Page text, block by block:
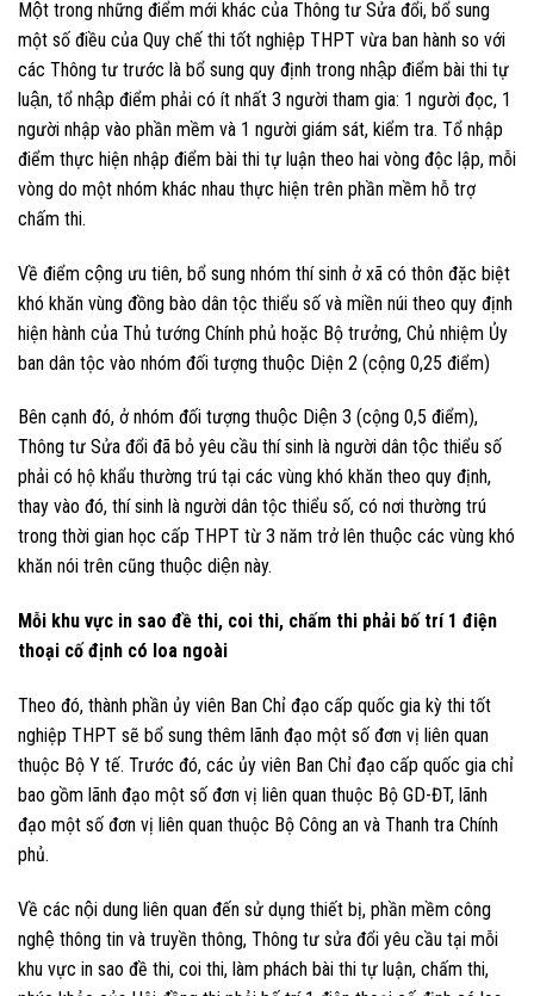
Một trong những điểm mới khác của Thông tư Sửa đổi, bổ sung
một số điều của Quy chế thi tốt nghiệp THPT vừa ban hành so với
các Thông tư trước là bổ sung quy định trong nhập điểm bài thi tự
luận, tổ nhập điểm phải có ít nhất 3 người tham gia: 1 người đọc, 1
người nhập vào phần mềm và 1 người giám sát, kiểm tra. Tổ nhập
điểm thực hiện nhập điểm bài thi tự luận theo hai vòng độc lập, mỗi
vòng do một nhóm khác nhau thực hiện trên phần mềm hỗ trợ
chấm thi.
Về điểm cộng ưu tiên, bổ sung nhóm thí sinh ở xã có thôn đặc biệt
khó khăn vùng đồng bào dân tộc thiểu số và miền núi theo quy định
hiện hành của Thủ tướng Chính phủ hoặc Bộ trưởng, Chủ nhiệm Ủy
ban dân tộc vào nhóm đối tượng thuộc Diện 2 (cộng 0,25 điểm)
Bên cạnh đó, ở nhóm đối tượng thuộc Diện 3 (cộng 0,5 điểm),
Thông tư Sửa đổi đã bỏ yêu cầu thí sinh là người dân tộc thiểu số
phải có hộ khẩu thường trú tại các vùng khó khăn theo quy định,
thay vào đó, thí sinh là người dân tộc thiểu số, có nơi thường trú
trong thời gian học cấp THPT từ 3 năm trở lên thuộc các vùng khó
khăn nói trên cũng thuộc diện này.
Mỗi khu vực in sao đề thi, coi thi, chấm thi phải bố trí 1 điện
thoại cố định có loa ngoài
Theo đó, thành phần ủy viên Ban Chỉ đạo cấp quốc gia kỳ thi tốt
nghiệp THPT sẽ bổ sung thêm lãnh đạo một số đơn vị liên quan
thuộc Bộ Y tế. Trước đó, các ủy viên Ban Chỉ đạo cấp quốc gia chỉ
bao gồm lãnh đạo một số đơn vị liên quan thuộc Bộ GD-ĐT, lãnh
đạo một số đơn vị liên quan thuộc Bộ Công an và Thanh tra Chính
phủ.
Về các nội dung liên quan đến sử dụng thiết bị, phần mềm công
nghệ thông tin và truyền thông, Thông tư sửa đổi yêu cầu tại mỗi
khu vực in sao đề thi, coi thi, làm phách bài thi tự luận, chấm thi,